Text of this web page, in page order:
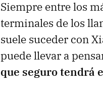
Siempre entre los
terminales de los
suele suceder con
puede llevar a
que seguro tendrá